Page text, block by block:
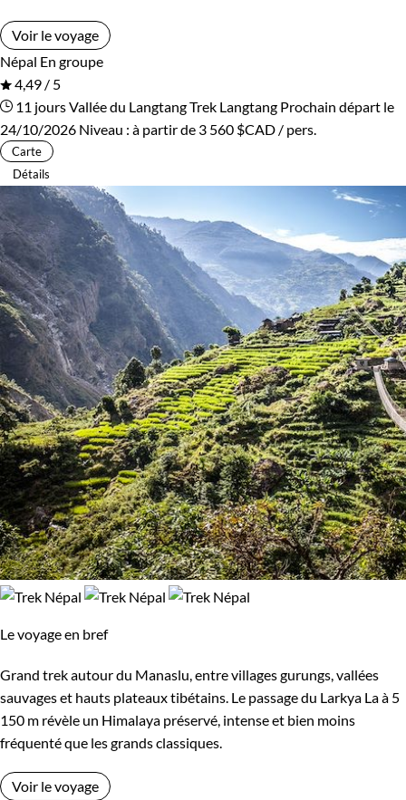
Voir le voyage
Népal En groupe
4,49 / 5
11 joursVallée du LangtangTrek Langtang Prochain départ le
24/10/2026 Niveau : à partir de 3 560 $CAD / pers.
Carte
Détails
Le voyage en bref
Grand trek autour du Manaslu, entre villages gurungs, vallées
sauvages et hauts plateaux tibétains. Le passage du Larkya La à 5
150 m révèle un Himalaya préservé, intense et bien moins
fréquenté que les grands classiques.
Voir le voyage